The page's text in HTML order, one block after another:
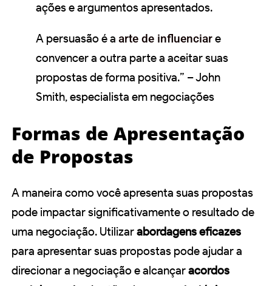
ações e argumentos apresentados.
A persuasão é a arte de influenciare
convencer a outra parte a aceitar suas
propostas de forma positiva.” – John
Smith, especialista em negociações
Formas de Apresentação
de Propostas
A maneira como você apresenta suas propostas
pode impactar significativamente o resultado de
uma negociação. Utilizarabordagens eficazes
para apresentar suas propostas pode ajudar a
direcionar a negociação e alcançaracordos